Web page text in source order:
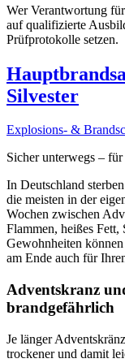
Wer Verantwortung
auf qualifizierte
Prüfprotokolle setzen.
Silvester
Explosions- &
Sicher unterwegs –
In Deutschland
die meisten in der
Wochen zwischen
Flammen, heißes
Gewohnheiten
am Ende auch für
Adventskranz
brandgefährlich
Je länger
trockener und damit